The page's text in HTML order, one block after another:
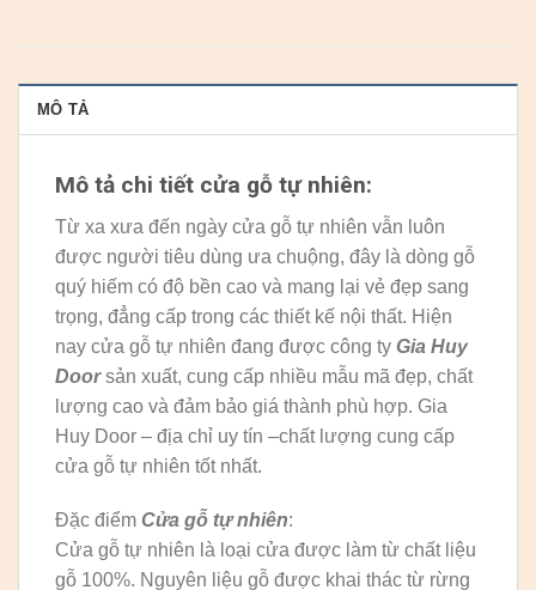
MÔ TẢ
Mô tả chi tiết cửa gỗ tự nhiên:
Từ xa xưa đến ngày cửa gỗ tự nhiên vẫn luôn
được người tiêu dùng ưa chuộng, đây là dòng gỗ
quý hiếm có độ bền cao và mang lại vẻ đẹp sang
trọng, đẳng cấp trong các thiết kế nội thất. Hiện
nay cửa gỗ tự nhiên đang được công ty Gia Huy
Doorsản xuất, cung cấp nhiều mẫu mã đẹp, chất
lượng cao và đảm bảo giá thành phù hợp. Gia
Huy Door – địa chỉ uy tín –chất lượng cung cấp
cửa gỗ tự nhiên tốt nhất.
Đặc điểm Cửa gỗ tự nhiên:
Cửa gỗ tự nhiên là loại cửa được làm từ chất liệu
gỗ 100%. Nguyên liệu gỗ được khai thác từ rừng